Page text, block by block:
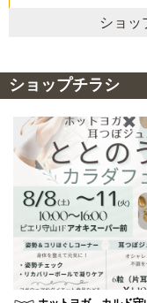
ショッ
ショップチラシ